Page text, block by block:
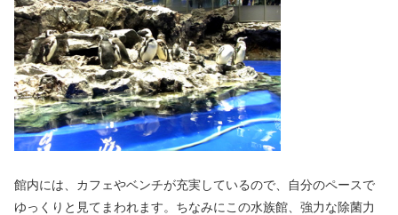
館内には、カフェやベンチが充実しているので、自分のペースで
ゆっくりと見てまわれます。ちなみにこの水族館、強力な除菌力